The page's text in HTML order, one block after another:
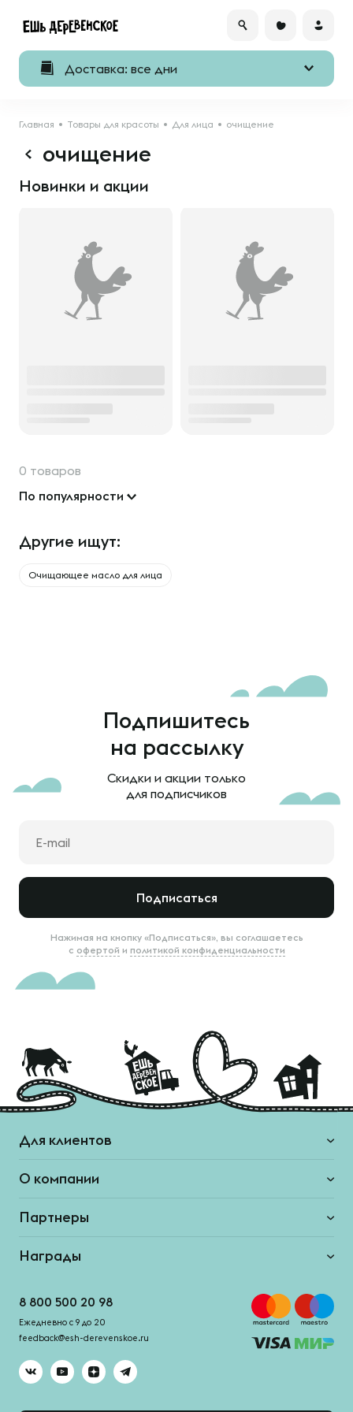
Доставка: все дни
Главная Товары для красоты Для лица очищение
очищение
Новинки и акции
0 товаров
По популярности
Другие ищут:
Очищающее масло для лица
Подпишитесь
на рассылку
Скидки и акции только
для подписчиков
Подписаться
Нажимая на кнопку «Подписаться», вы соглашаетесь
с офертой и политикой конфиденциальности
Для клиентов
О компании
Партнеры
Награды
8 800 500 20 98
Ежедневно с 9 до 20
feedback@esh-derevenskoe.ru